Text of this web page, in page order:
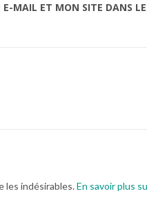
MAIL ET MON SITE DANS
les indésirables.En savoir plus